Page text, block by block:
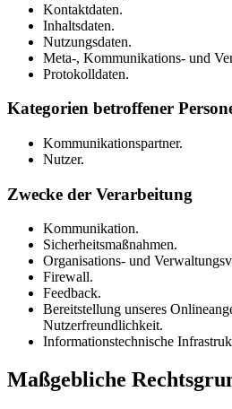
Kontaktdaten.
Inhaltsdaten.
Nutzungsdaten.
Meta-, Kommunikations- und
Protokolldaten.
Kategorien betroffener
Kommunikationspartner.
Nutzer.
Zwecke der Verarbeitung
Kommunikation.
Sicherheitsmaßnahmen.
Organisations- und
Firewall.
Feedback.
Bereitstellung unseres
Nutzerfreundlichkeit.
Informationstechnische
Maßgebliche